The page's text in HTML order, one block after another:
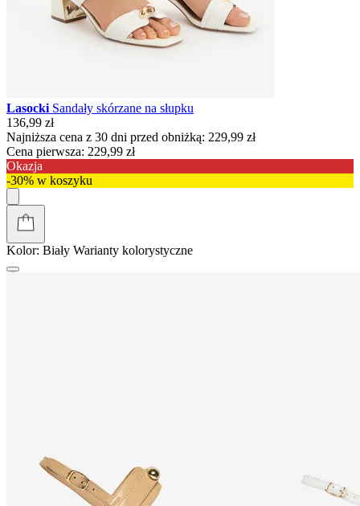
Lasocki Sandały skórzane na słupku
136,99 zł
Najniższa cena z 30 dni przed obniżką: 229,99 zł
Cena pierwsza: 229,99 zł
Okazja
-30% w koszyku
Kolor: Biały Warianty kolorystyczne